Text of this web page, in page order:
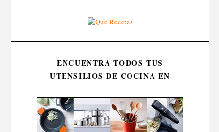
ENCUENTRA TODOS TUS
UTENSILIOS DE COCINA EN